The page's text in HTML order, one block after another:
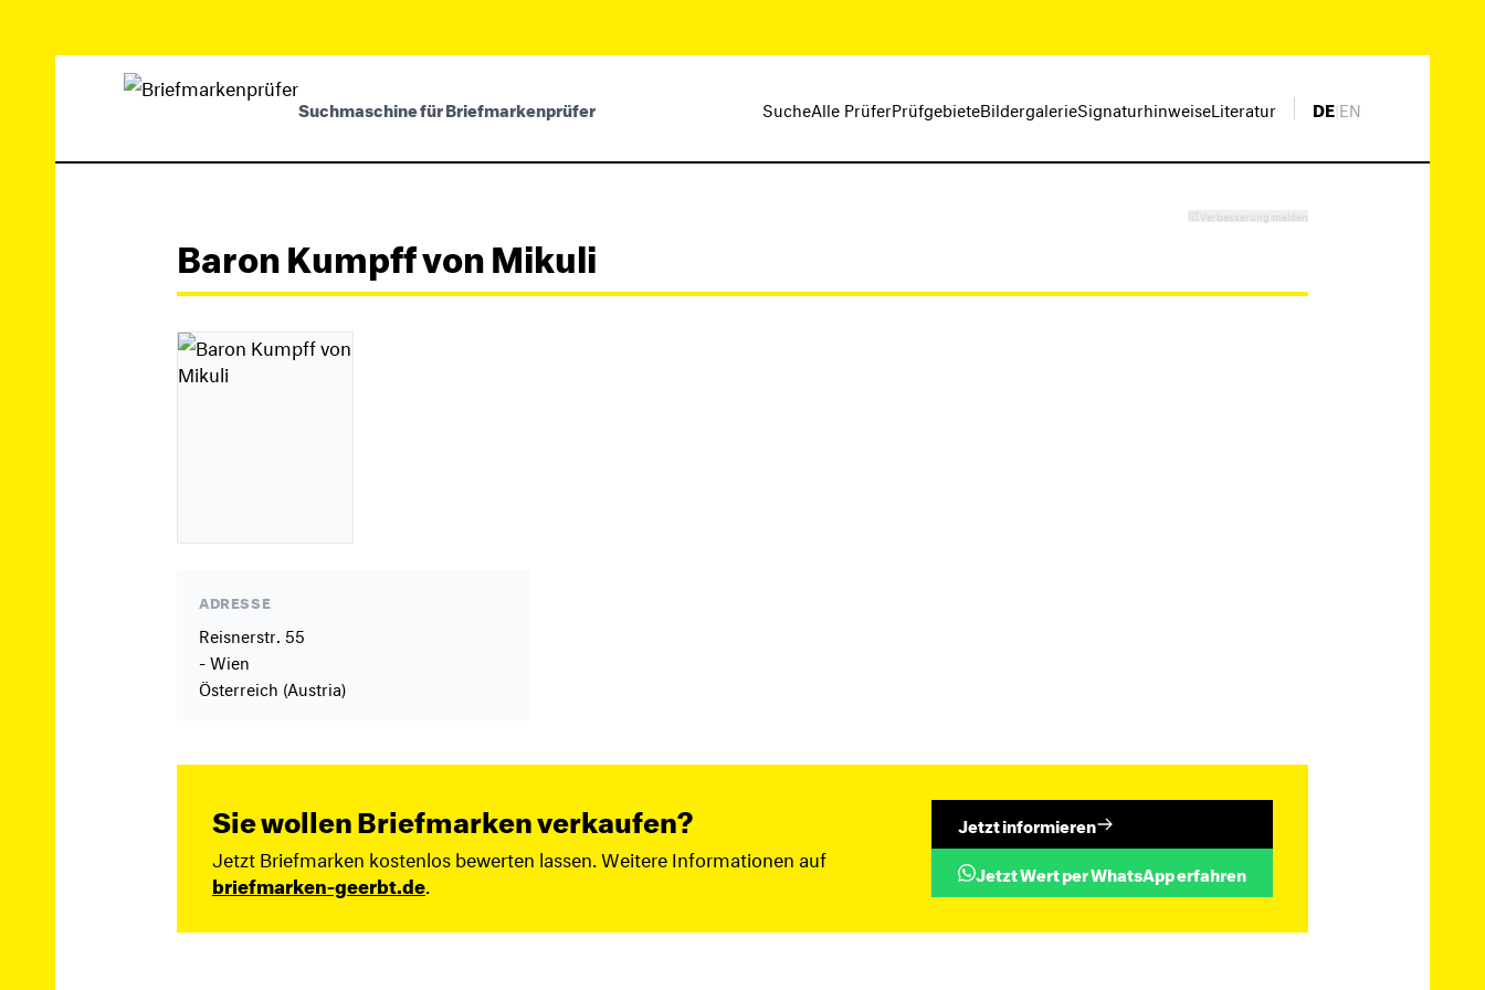
Suchmaschine für Briefmarkenprüfer SucheAlle PrüferPrüfgebieteBildergalerieSignaturhinweiseLiteratur DE|EN
Verbesserung melden
Baron Kumpff von Mikuli
ADRESSE
Reisnerstr. 55
- Wien
Österreich (Austria)
Sie wollen Briefmarken verkaufen?
Jetzt Briefmarken kostenlos bewerten lassen. Weitere Informationen auf
briefmarken-geerbt.de
Jetzt informieren
Jetzt Wert per WhatsApp erfahren